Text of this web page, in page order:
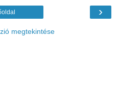
›
megtekintése